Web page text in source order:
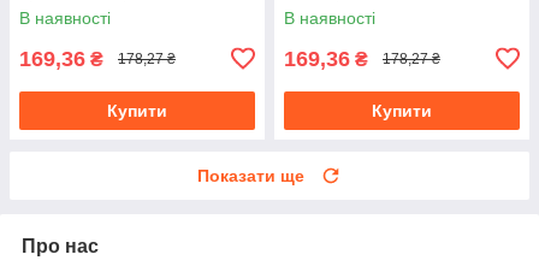
В наявності
169,36 ₴ 178,27 ₴
Купити
В наявності
169,36 ₴ 178,27 ₴
Купити
Показати ще
Про нас